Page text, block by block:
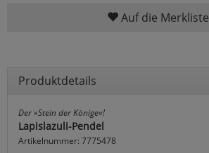
Auf die Merkliste
Produktdetails
Der »Stein der Könige«!
Lapislazuli-Pendel
Artikelnummer: 7775478